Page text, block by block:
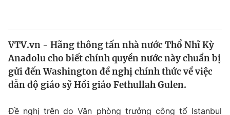
Thế giới
Tin tức
Thế giới đó đây
Câu chuyện quốc tế
Kinh tế
Dữ liệu và đời sống
VTV.vn - Hãng thông tấn nhà nước Thổ Nhĩ Kỳ
Anadolu cho biết chính quyền nước này chuẩn bị
gửi đến Washington đề nghị chính thức về việc
dẫn độ giáo sỹ Hồi giáo Fethullah Gulen.
Đề nghị trên do Văn phòng trưởng công tố Istanbul